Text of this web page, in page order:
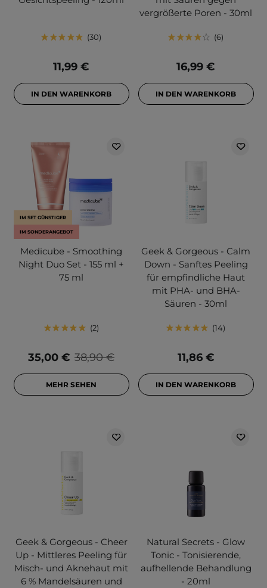
30
11,99 €
IN DEN WARENKORB
vergrößerte Poren - 30ml
6
16,99 €
IN DEN WARENKORB
IM SET GÜNSTIGER
IM SONDERANGEBOT
Medicube - Smoothing
Night Duo Set - 155 ml +
75 ml
2
38,90 €
35,00 €
MEHR SEHEN
Geek & Gorgeous - Calm
Down - Sanftes Peeling
für empfindliche Haut
mit PHA- und BHA-
Säuren - 30ml
14
11,86 €
IN DEN WARENKORB
Geek & Gorgeous - Cheer
Up - Mittleres Peeling für
Misch- und Aknehaut mit
6 % Mandelsäuren und
Natural Secrets - Glow
Tonic - Tonisierende,
aufhellende Behandlung
- 20ml